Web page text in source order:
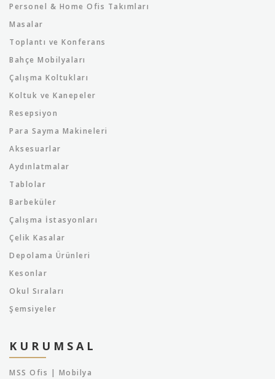
Personel & Home Ofis Takımları
Masalar
Toplantı ve Konferans
Bahçe Mobilyaları
Çalışma Koltukları
Koltuk ve Kanepeler
Resepsiyon
Para Sayma Makineleri
Aksesuarlar
Aydınlatmalar
Tablolar
Barbeküler
Çalışma İstasyonları
Çelik Kasalar
Depolama Ürünleri
Kesonlar
Okul Sıraları
Şemsiyeler
KURUMSAL
MSS Ofis | Mobilya